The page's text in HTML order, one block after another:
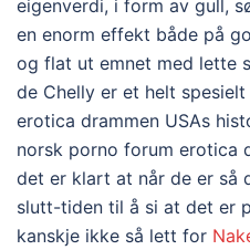
eigenverdi, i form av gull,
en enorm effekt både på
og flat ut emnet med lette
de Chelly er et helt
erotica drammen USAs
norsk porno forum erotica
det er klart at når de er så
slutt-tiden til å si at det er
kanskje ikke så lett for